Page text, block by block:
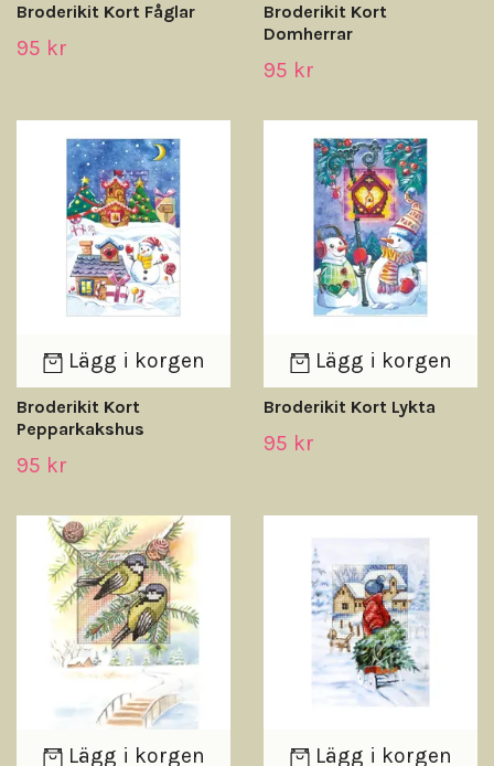
Broderikit Kort Fåglar
95 kr
Broderikit Kort
Domherrar
95 kr
Lägg i korgen
Broderikit Kort
Pepparkakshus
95 kr
Lägg i korgen
Broderikit Kort Lykta
95 kr
Lägg i korgen Lägg i korgen